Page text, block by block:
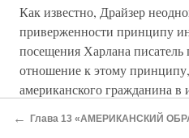
Как известно, Драйзер
приверженности принципу
посещения Харлана писатель
отношение к этому
американского гражданина в
лекарство от всех зол
← Глава 13 «АМЕРИКАНСКИЙ